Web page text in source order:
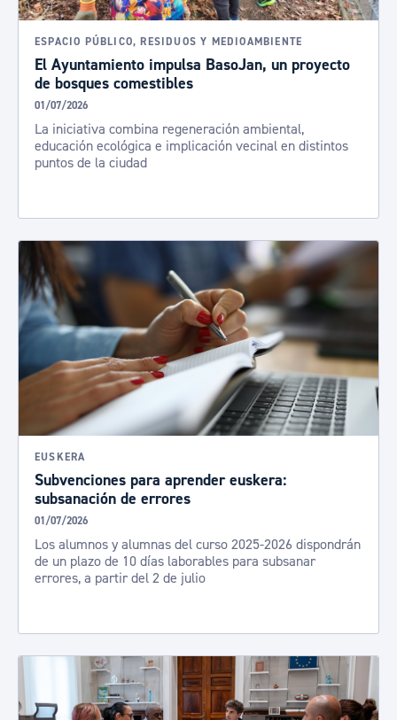
ESPACIO PÚBLICO, RESIDUOS Y MEDIOAMBIENTE
El Ayuntamiento impulsa BasoJan, un proyecto
de bosques comestibles
01/07/2026
La iniciativa combina regeneración ambiental,
educación ecológica e implicación vecinal en distintos
puntos de la ciudad
EUSKERA
Subvenciones para aprender euskera:
subsanación de errores
01/07/2026
Los alumnos y alumnas del curso 2025-2026 dispondrán
de un plazo de 10 días laborables para subsanar
errores, a partir del 2 de julio